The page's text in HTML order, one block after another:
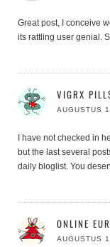
Great post, I conceive
its rattling user genial.
VIGRX
AUGUSTUS
I have not checked in
but the last several
daily bloglist. You
ONLINE
AUGUSTUS